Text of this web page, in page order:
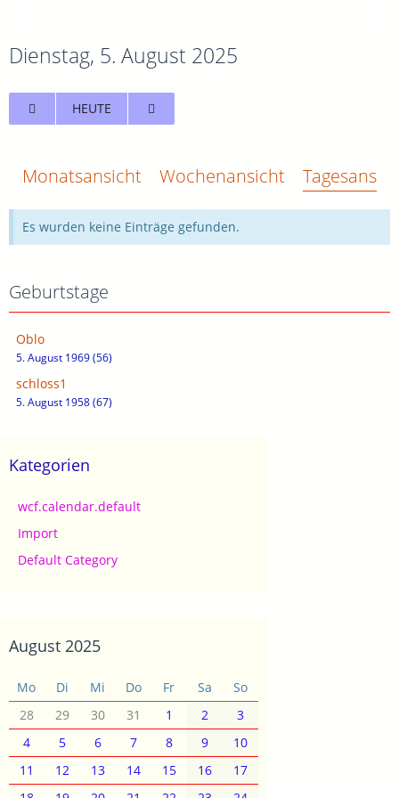
Dienstag, 5. August 2025
HEUTE
Monatsansicht Wochenansicht
Es wurden keine Einträge gefunden.
Geburtstage
Oblo
5. August 1969 (56)
schloss1
5. August 1958 (67)
Kategorien
wcf.calendar.default
Import
Default Category
August 2025
Mo Di Mi Do Fr Sa
So
28
29 30 31 1 2
3
4
5 6 7 8 9
10
11
12 13 14 15 16
17